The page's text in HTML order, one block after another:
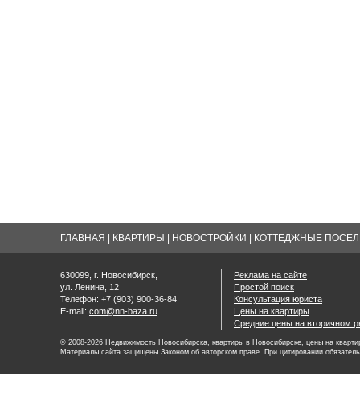
ГЛАВНАЯ КВАРТИРЫ НОВОСТРОЙКИ КОТТЕДЖНЫЕ
630099, г. Новосибирск,
ул. Ленина, 12
Телефон: +7 (903) 900-36-84
E-mail: com@nn-baza.ru
Реклама на сайте
Простой поиск
Консультация юриста
Цены на квартиры
Средние цены на вторичном
© 2008-2026 Недвижимость Новосибирска, квартиры в Новосибирске, цены на
Материалы сайта защищены Законом об авторском праве. При цитировании